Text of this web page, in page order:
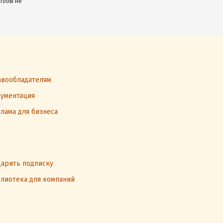
для бизнеса
подписку
для компаний